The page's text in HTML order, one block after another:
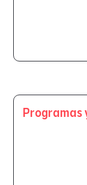
Programas